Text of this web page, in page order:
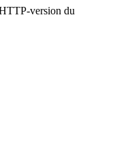
version du